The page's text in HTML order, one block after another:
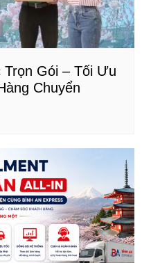
Trọn Gói – Tối Ưu
Chuyển